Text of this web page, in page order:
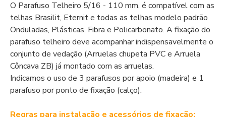
O Parafuso Telheiro 5/16 - 110 mm, é compatível com as
telhas Brasilit, Eternit e todas as telhas modelo padrão
Onduladas, Plásticas, Fibra e Policarbonato. A fixação do
parafuso telheiro deve acompanhar indispensavelmente o
conjunto de vedação (Arruelas chupeta PVC e Arruela
Côncava ZB) já montado com as arruelas.
Indicamos o uso de 3 parafusos por apoio (madeira) e 1
parafuso por ponto de fixação (calço).
Regras para instalação e acessórios de fixação: